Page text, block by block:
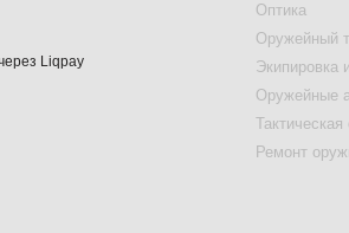
Оптика
Оружейный
Экипировка
Оружейные
Ремонт